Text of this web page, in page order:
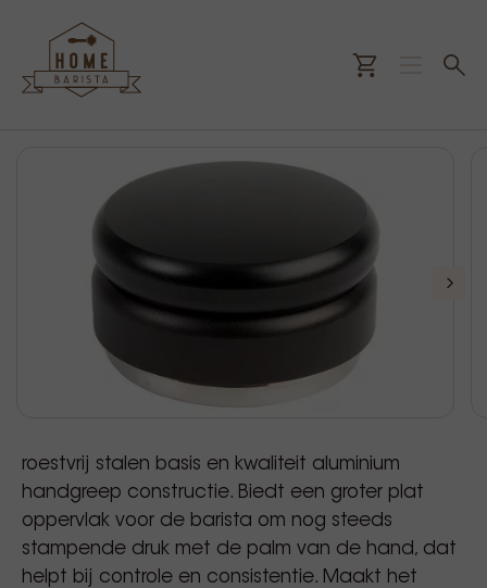
roestvrij stalen basis en kwaliteit aluminium
handgreep constructie. Biedt een groter plat
oppervlak voor de barista om nog steeds
stampende druk met de palm van de hand, dat
helpt bij controle en consistentie. Maakt het